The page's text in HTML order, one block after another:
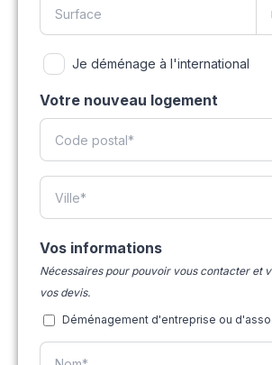
Je déménage à l'international
Votre nouveau logement
Vos informations
Nécessaires pour pouvoir vous contacter et
vos devis.
Déménagement d'entreprise ou